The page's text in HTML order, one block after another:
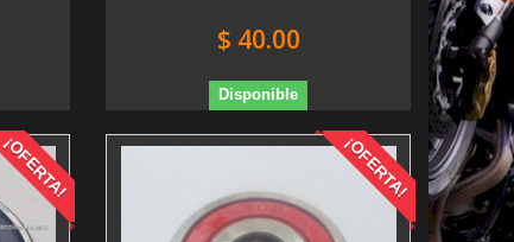
$ 40.00
Disponible
¡OFERTA! ¡OFERTA!